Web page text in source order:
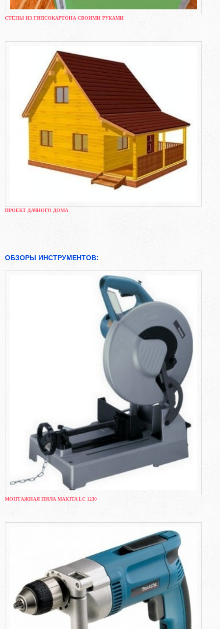
СТЕНЫ ИЗ ГИПСОКАРТОНА СВОИМИ РУКАМИ
ПРОЕКТ ДАЧНОГО ДОМА
ОБЗОРЫ ИНСТРУМЕНТОВ:
МОНТАЖНАЯ ПИЛА MAKITA LC 1230